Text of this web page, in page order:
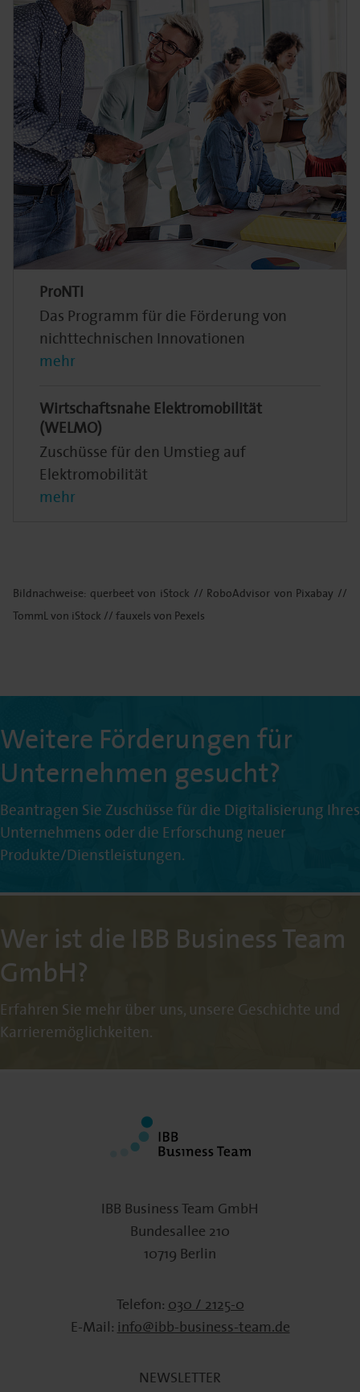
ProNTI
Das Programm für die Förderung von
nichttechnischen Innovationen
mehr
Wirtschaftsnahe Elektromobilität
(WELMO)
Zuschüsse für den Umstieg auf
Elektromobilität
mehr
Bildnachweise: querbeet von iStock // RoboAdvisor von Pixabay //
TommL von iStock // fauxels von Pexels
Weitere Förderungen für
Unternehmen gesucht?
Beantragen Sie Zuschüsse für die Digitalisierung Ihres
Unternehmens oder die Erforschung neuer
Produkte/Dienstleistungen.
Wer ist die IBB Business Team
GmbH?
Erfahren Sie mehr über uns, unsere Geschichte und
Karrieremöglichkeiten.
IBB Business Team GmbH
Bundesallee 210
10719 Berlin
Telefon:030 / 2125-0
E-Mail:info@ibb-business-team.de
NEWSLETTER